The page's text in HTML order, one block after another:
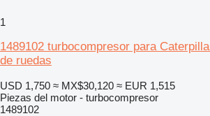
1
1489102 turbocompresor para
de ruedas
USD 1,750 ≈ MX$30,120 ≈ EUR 1,515
Piezas del motor - turbocompresor
1489102